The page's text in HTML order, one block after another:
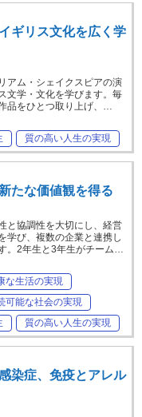
ギリス文化を広く学
アム・シェイクスピアの演
文学・文化を学びます。毎
品をひとつ取り上げ、…
質の高い人生の実現
たな価値観を得る
と協調性を大切にし、経営
学び、複数の企業と連携し
。2年生と3年生がチーム…
な生活の実現
可能な社会の実現
質の高い人生の実現
染症、免疫とアレル